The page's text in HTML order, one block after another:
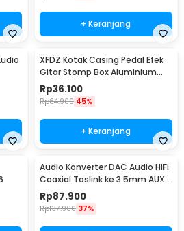
+ Keranjang
XFDZ Kotak Casing Pedal Efek
Gitar Stomp Box Aluminium
112x60x30mm - 1590BB
Rp36.100
Rp64.900 45%
+ Keranjang
Audio Konverter DAC Audio HiFi
Coaxial Toslink ke 3.5mm AUX
RCA - AV-C6
Rp87.900
Rp137.900 37%